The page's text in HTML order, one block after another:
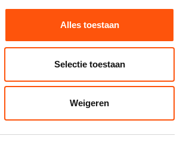
Alles toestaan
Selectie toestaan
Weigeren